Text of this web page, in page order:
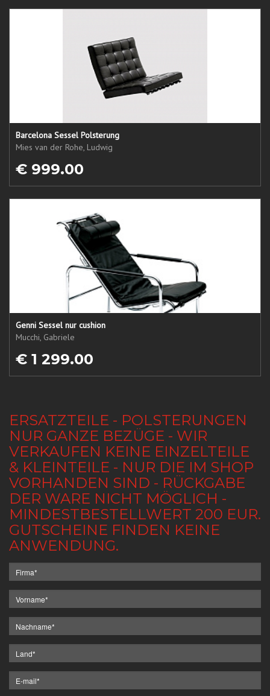
Barcelona Sessel Polsterung
Mies van der Rohe, Ludwig
€ 999.00
Genni Sessel nur cushion
Mucchi, Gabriele
€ 1 299.00
ERSATZTEILE - POLSTERUNGEN
NUR GANZE BEZÜGE - WIR
VERKAUFEN KEINE EINZELTEILE
& KLEINTEILE - NUR DIE IM SHOP
VORHANDEN SIND - RÜCKGABE
DER WARE NICHT MÖGLICH -
MINDESTBESTELLWERT 200 EUR.
GUTSCHEINE FINDEN KEINE
ANWENDUNG.